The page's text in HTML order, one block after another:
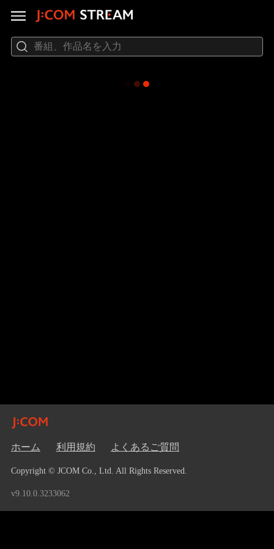
ホーム 利用規約 よくあるご質問
Copyright © JCOM Co., Ltd. All Rights Reserved.
v9.10.0.3233062